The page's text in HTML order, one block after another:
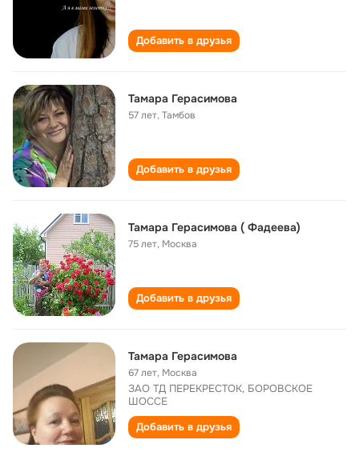
Добавить в друзья
Тамара Герасимова
57 лет,Тамбов
Добавить в друзья
Тамара Герасимова ( Фадеева)
75 лет, Москва
Добавить в друзья
Тамара Герасимова
67 лет, Москва
ЗАО ТД ПЕРЕКРЕСТОК, БОРОВСКОЕ
ШОССЕ
Добавить в друзья